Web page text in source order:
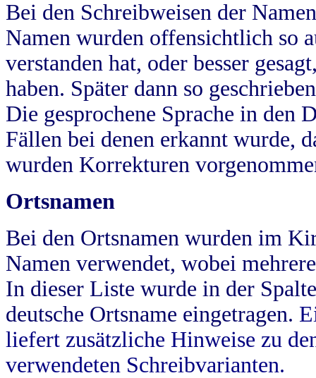
Bei den Schreibweisen der
Namen wurden offensichtlich so
verstanden hat, oder besser
haben. Später dann so
Die gesprochene Sprache in
Fällen bei denen erkannt wurde,
wurden Korrekturen
Ortsnamen
Bei den Ortsnamen wurden im
Namen verwendet, wobei
In dieser Liste wurde in der
deutsche Ortsname eingetragen.
liefert zusätzliche Hinweise zu
verwendeten Schreibvarianten.